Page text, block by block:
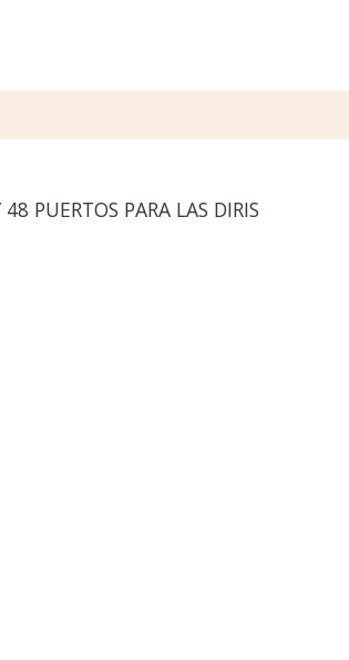
PUERTOS PARA LAS DIRIS